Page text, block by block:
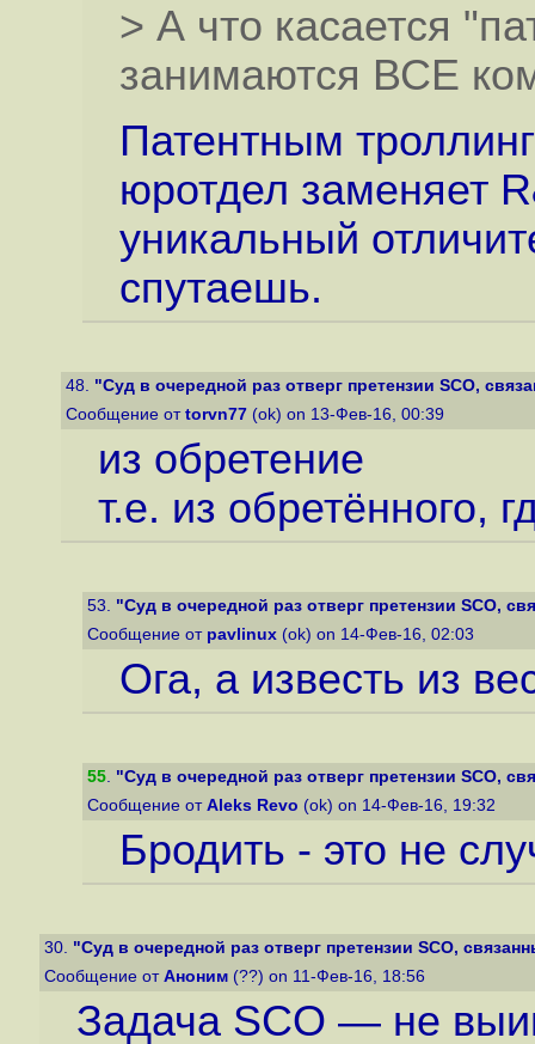
> А что касается
занимаются ВСЕ
Патентным
юротдел заменяет
уникальный
спутаешь.
48. "Суд в очередной раз отверг претензии SCO,
Сообщение от torvn77 (ok) on 13-Фев-16, 00:39
из обретение
т.е. из обретённого,
53. "Суд в очередной раз отверг претензии SCO,
Сообщение от pavlinux (ok) on 14-Фев-16, 02:03
Ога, а известь из
55. "Суд в очередной раз отверг претензии SCO,
Сообщение от Aleks Revo (ok) on 14-Фев-16, 19:32
Бродить - это не
30. "Суд в очередной раз отверг претензии SCO,
Сообщение от Аноним (??) on 11-Фев-16, 18:56
Задача SCO — не